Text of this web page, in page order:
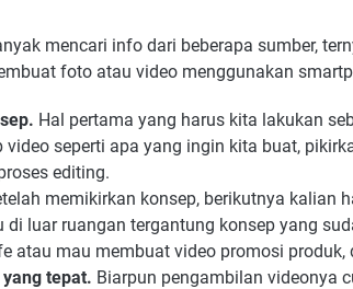
mencari info dari beberapa sumber,
foto atau video menggunakan
Hal pertama yang harus kita lakukan
video seperti apa yang ingin kita buat,
editing.
memikirkan konsep, berikutnya kalian
di luar ruangan tergantung konsep yang
atau mau membuat video promosi produk,
tepat. Biarpun pengambilan videonya